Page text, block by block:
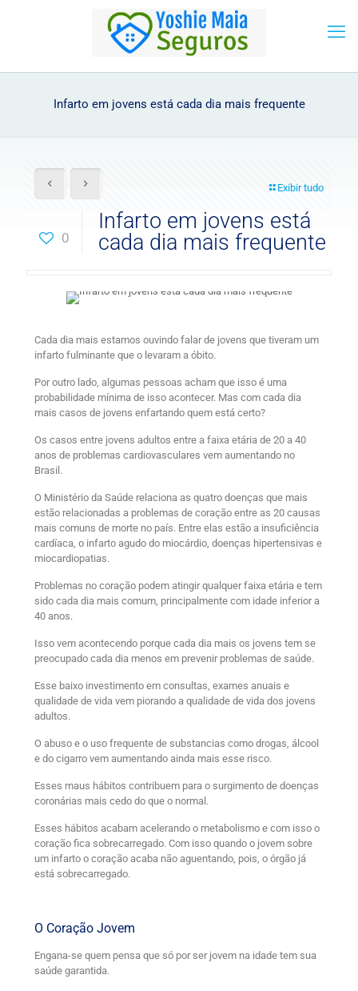
Infarto em jovens está cada dia mais frequente
Exibir tudo
0
Infarto em jovens está
cada dia mais frequente
Cada dia mais estamos ouvindo falar de jovens que tiveram um
infarto fulminante que o levaram a óbito.
Por outro lado, algumas pessoas acham que isso é uma
probabilidade mínima de isso acontecer. Mas com cada dia
mais casos de jovens enfartando quem está certo?
Os casos entre jovens adultos entre a faixa etária de 20 a 40
anos de problemas cardiovasculares vem aumentando no
Brasil.
O Ministério da Saúde relaciona as quatro doenças que mais
estão relacionadas a problemas de coração entre as 20 causas
mais comuns de morte no país. Entre elas estão a insuficiência
cardíaca, o infarto agudo do miocárdio, doenças hipertensivas e
miocardiopatias.
Problemas no coração podem atingir qualquer faixa etária e tem
sido cada dia mais comum, principalmente com idade inferior a
40 anos.
Isso vem acontecendo porque cada dia mais os jovens tem se
preocupado cada dia menos em prevenir problemas de saúde.
Esse baixo investimento em consultas, exames anuais e
qualidade de vida vem piorando a qualidade de vida dos jovens
adultos.
O abuso e o uso frequente de substancias como drogas, álcool
e do cigarro vem aumentando ainda mais esse risco.
Esses maus hábitos contribuem para o surgimento de doenças
coronárias mais cedo do que o normal.
Esses hábitos acabam acelerando o metabolismo e com isso o
coração fica sobrecarregado. Com isso quando o jovem sobre
um infarto o coração acaba não aguentando, pois, o órgão já
está sobrecarregado.
O Coração Jovem
Engana-se quem pensa que só por ser jovem na idade tem sua
saúde garantida.